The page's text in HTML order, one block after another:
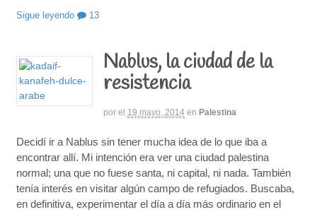
Sigue leyendo 13
Nablus, la ciudad de la
resistencia
por el 19 mayo, 2014 en Palestina
Decidí ir a Nablus sin tener mucha idea de lo que iba a
encontrar allí. Mi intención era ver una ciudad palestina
normal; una que no fuese santa, ni capital, ni nada. También
tenía interés en visitar algún campo de refugiados. Buscaba,
en definitiva, experimentar el día a día más ordinario en el